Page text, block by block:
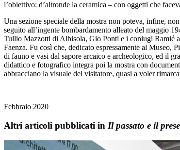
l’obiettivo: d’altronde la ceramica – con oggetti che
Una sezione speciale della mostra non poteva, infine,
seguito all’ingente bombardamento alleato del maggio
Tullio Mazzotti di Albisola, Gio Ponti e i coniugi Ramié a
Faenza. Fu così che, dedicato espressamente al
di fauno e vasi dal sapore arcaico e archeologico, ed il
didattico e fotografico integra poi la mostra con
abbracciano la visuale del visitatore, quasi a voler
Febbraio 2020
Altri articoli pubblicati in Il passato e il